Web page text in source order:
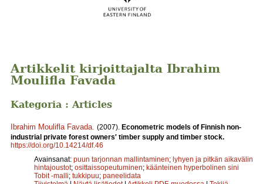
Artikkelit kirjoittajalta Ibrahim
Moulifla Favada
Kategoria : Articles
Ibrahim Moulifla Favada (2007). Econometric models of Finnish non-
industrial private forest owners' timber supply and timber stock.
https://doi.org/10.14214/df.46
Avainsanat: puun tarjonnan mallintaminen; lyhyen ja pitkän aikavälin
hintajoustot; osittaissopeutuminen; käänteinen hyperbolinen sini
Tobit -malli; tukkipuu; paneelidata